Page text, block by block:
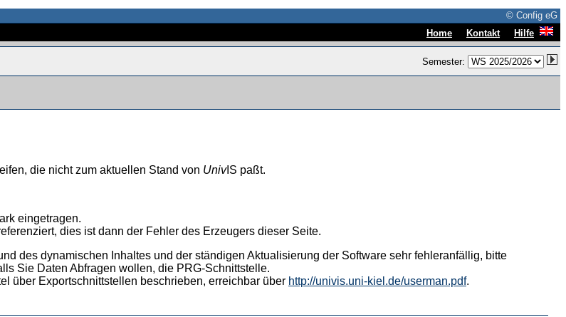
© Config eG
Home Kontakt Hilfe
Semester:
die nicht zum aktuellen Stand von UnivIS paßt.
eingetragen.
dies ist dann der Fehler des Erzeugers dieser Seite.
des dynamischen Inhaltes und der ständigen Aktualisierung der Software sehr fehleranfällig, bitte
Sie Daten Abfragen wollen, die PRG-Schnittstelle.
über Exportschnittstellen beschrieben, erreichbar über http://univis.uni-kiel.de/userman.pdf.